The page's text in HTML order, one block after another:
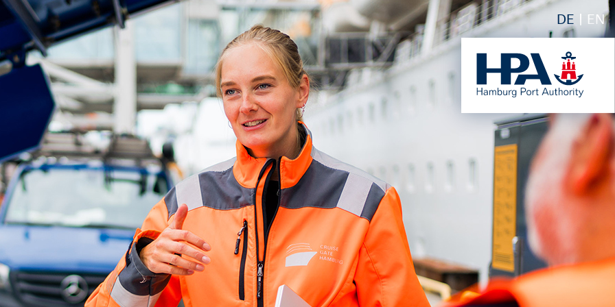
DE EN
Center der HPA
aller Verkehrsmeldungen im Hafen am